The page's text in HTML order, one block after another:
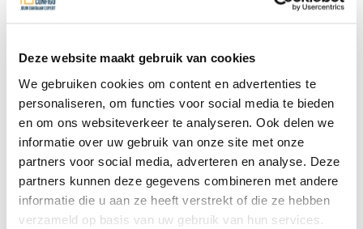
Deze website maakt gebruik van cookies
We gebruiken cookies om content en advertenties te
personaliseren, om functies voor social media te bieden
en om ons websiteverkeer te analyseren. Ook delen we
informatie over uw gebruik van onze site met onze
partners voor social media, adverteren en analyse. Deze
partners kunnen deze gegevens combineren met andere
informatie die u aan ze heeft verstrekt of die ze hebben
verzameld op basis van uw gebruik van hun services.
VELUX is een sterk merk. Maar het
van het merk. Het hangt af van de
juiste combinatie van product, dak,
plaatsing en gebruik.
100% onafhankelijk advies- wij
verkopen niet, wij adviseren.
Ervaring met duizenden projecten
in heel Europa.